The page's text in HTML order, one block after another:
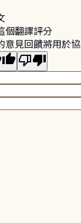
個翻譯評分
意見回饋將用於